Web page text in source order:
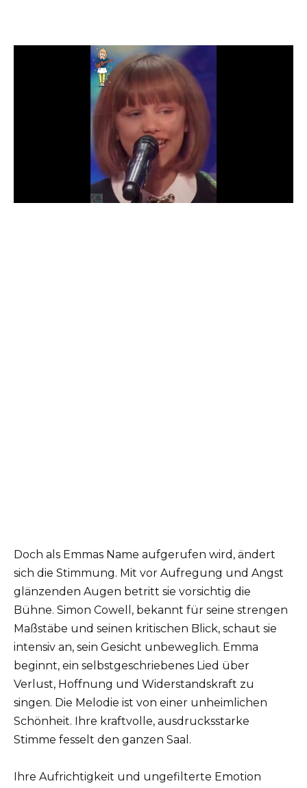
Doch als Emmas Name aufgerufen wird, ändert
sich die Stimmung. Mit vor Aufregung und Angst
glänzenden Augen betritt sie vorsichtig die
Bühne. Simon Cowell, bekannt für seine strengen
Maßstäbe und seinen kritischen Blick, schaut sie
intensiv an, sein Gesicht unbeweglich. Emma
beginnt, ein selbstgeschriebenes Lied über
Verlust, Hoffnung und Widerstandskraft zu
singen. Die Melodie ist von einer unheimlichen
Schönheit. Ihre kraftvolle, ausdrucksstarke
Stimme fesselt den ganzen Saal.
Ihre Aufrichtigkeit und ungefilterte Emotion